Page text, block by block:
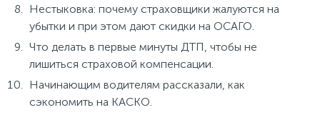
Нестыковка: почему страховщики жалуются на
убытки и при этом дают скидки на ОСАГО.
Что делать в первые минуты ДТП, чтобы не
лишиться страховой компенсации.
Начинающим водителям рассказали, как
сэкономить на КАСКО.